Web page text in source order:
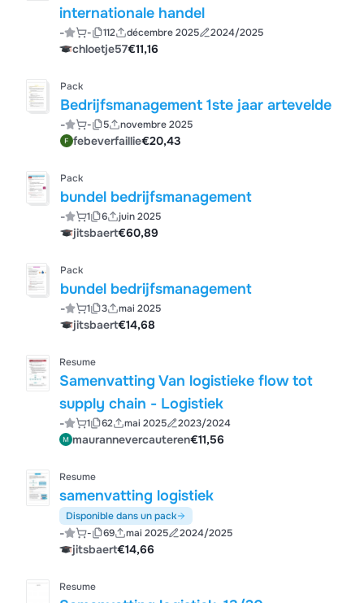
internationale handel
- - 112 décembre 2025 2024/2025
chloetje57€11,16
Pack
Bedrijfsmanagement 1ste jaar artevelde
- - 5 novembre 2025
febeverfaillie€20,43
Pack
bundel bedrijfsmanagement
- 1 6 juin 2025
jitsbaert€60,89
Pack
bundel bedrijfsmanagement
- 1 3 mai 2025
jitsbaert€14,68
Resume
Samenvatting Van logistieke flow tot
supply chain - Logistiek
- 1 62 mai 2025 2023/2024
maurannevercauteren€11,56
Resume
samenvatting logistiek
Disponible dans un pack
- - 69 mai 2025 2024/2025
jitsbaert€14,66
Resume